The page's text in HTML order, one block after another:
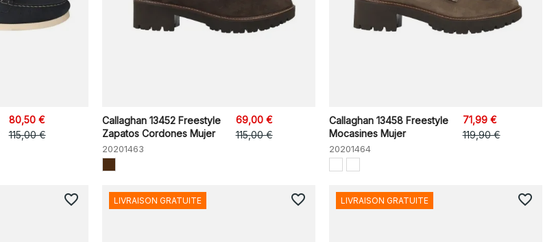
80,50 €
115,00 €
Callaghan 13452 Freestyle
Zapatos Cordones Mujer
20201463
69,00 €
115,00 €
Callaghan 13458 Freestyle
Mocasines Mujer
20201464
71,99 €
119,90 €
favorite_border LIVRAISON GRATUITE favorite_border LIVRAISON GRATUITE favorite_border